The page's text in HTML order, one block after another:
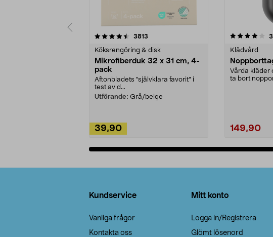
3813
Köksrengöring & disk
Mikrofiberduk 32 x 31 cm, 4-
pack
Aftonbladets "självklara favorit” i
test av d...
Utförande: Grå/beige
39,90
4.0av 5 stjärnor
Klädvård
Vårda kläder
ta bort
149,90
Kundservice
Vanliga frågor
Kontakta oss
Mitt konto
Logga in/Registrera
Glömt lösenord